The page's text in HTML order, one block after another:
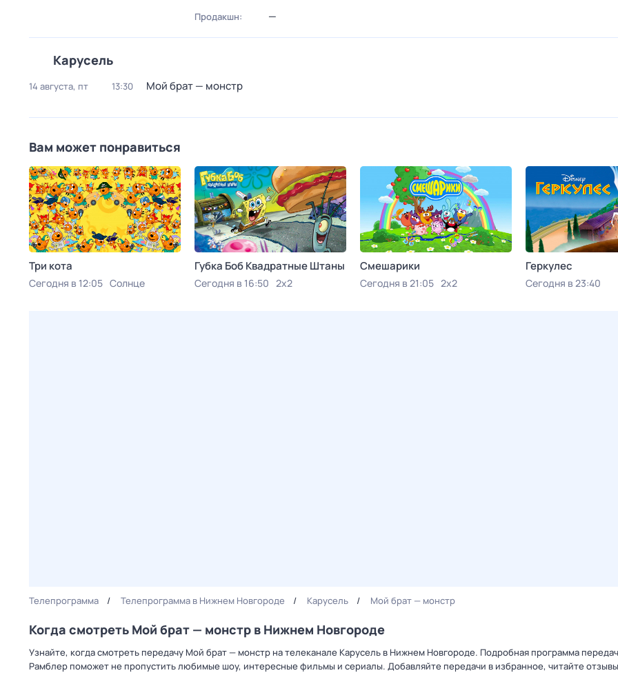
Продакшн: —
Карусель
14 августа, пт 13:30 Мой брат — монстр
Вам может понравиться
Три кота
Сегодня в 12:05 Солнце
Губка Боб Квадратные Штаны
Сегодня в 16:50 2x2
Смешарики
Сегодня в 21:05 2x2
Геркулес
Сегодня в 23:40
Телепрограмма Телепрограмма в Нижнем Новгороде Карусель Мой брат — монстр
Когда смотреть Мой брат — монстр в Нижнем Новгороде
Узнайте, когда смотреть передачу Мой брат — монстр на телеканале Карусель в Нижнем Новгороде. Подробная программа
Рамблер поможет не пропустить любимые шоу, интересные фильмы и сериалы. Добавляйте передачи в избранное, читайте отзывы